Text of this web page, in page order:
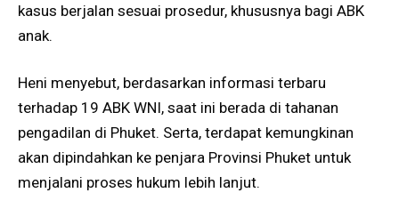
kasus berjalan sesuai prosedur, khususnya bagi ABK
anak.
Heni menyebut, berdasarkan informasi terbaru
terhadap 19 ABK WNI, saat ini berada di tahanan
pengadilan di Phuket. Serta, terdapat kemungkinan
akan dipindahkan ke penjara Provinsi Phuket untuk
menjalani proses hukum lebih lanjut.